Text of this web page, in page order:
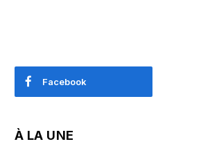
Facebook
À LA UNE